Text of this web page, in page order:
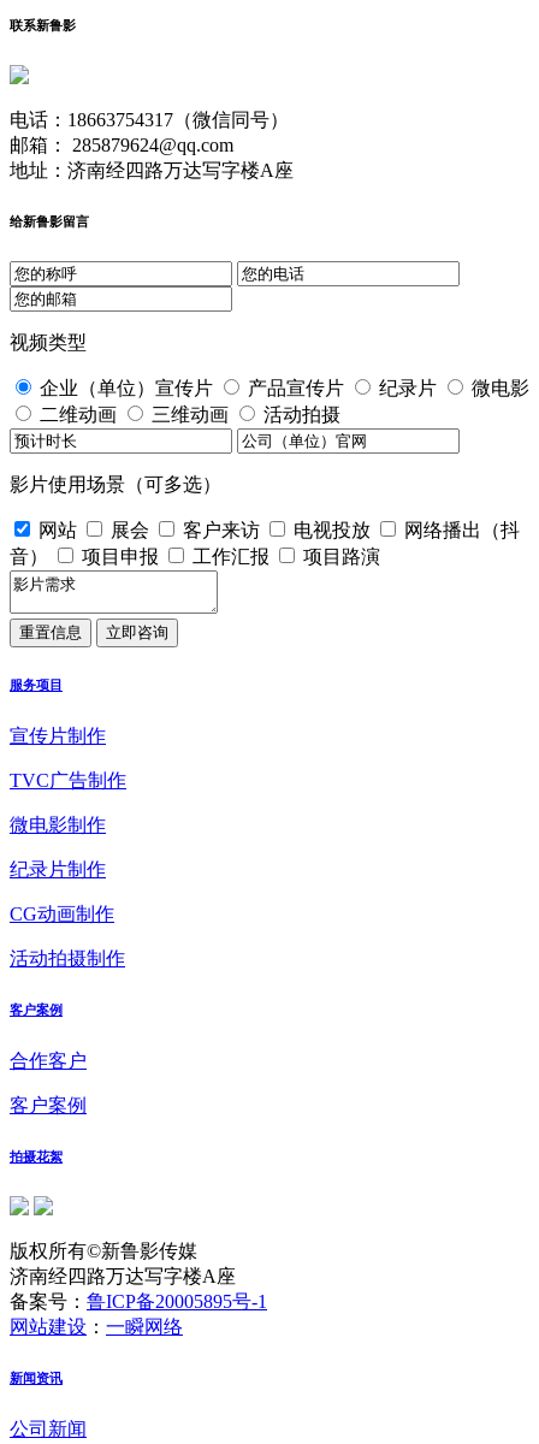
联系新鲁影
电话：18663754317（微信同号）
邮箱： 285879624@qq.com
地址：济南经四路万达写字楼A座
给新鲁影留言
视频类型
企业（单位）宣传片 产品宣传片 纪录片
微电影
二维动画
三维动画 活动拍摄
影片使用场景（可多选）
网站 展会 客户来访 电视投放
网络播出（抖
音）
项目申报 工作汇报 项目路演
服务项目
宣传片制作
TVC广告制作
微电影制作
纪录片制作
CG动画制作
活动拍摄制作
客户案例
合作客户
客户案例
拍摄花絮
版权所有©新鲁影传媒
济南经四路万达写字楼A座
备案号： 鲁ICP备20005895号-1
网站建设 ： 一瞬网络
新闻资讯
公司新闻